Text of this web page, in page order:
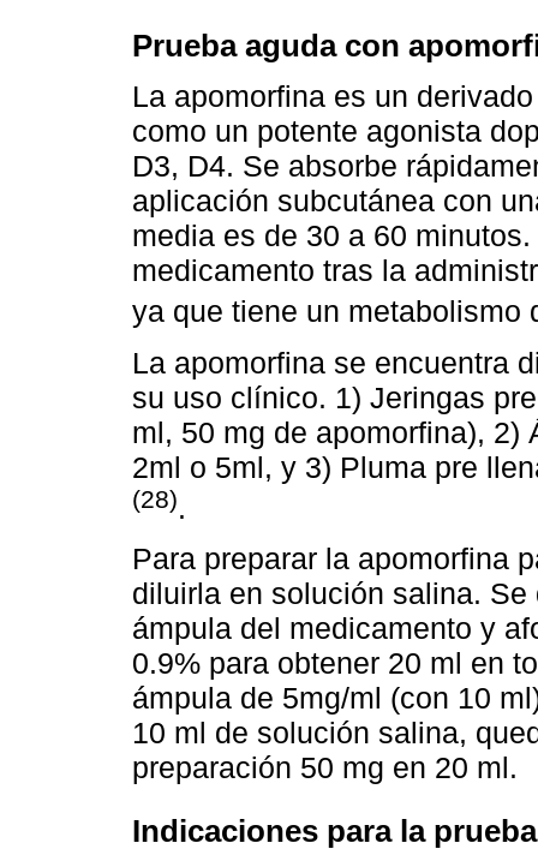
Prueba aguda con
La apomorfina es un
como un potente agonista
D3, D4. Se absorbe
aplicación subcutánea con
media es de 30 a 60
medicamento tras la
ya que tiene un metabolismo
La apomorfina se encuentra
su uso clínico. 1) Jeringas
ml, 50 mg de apomorfina), 2)
2ml o 5ml, y 3) Pluma pre
(28).
Para preparar la apomorfina
diluirla en solución salina.
ámpula del medicamento y
0.9% para obtener 20 ml en
ámpula de 5mg/ml (con 10
10 ml de solución salina,
preparación 50 mg en 20 ml.
Indicaciones para la